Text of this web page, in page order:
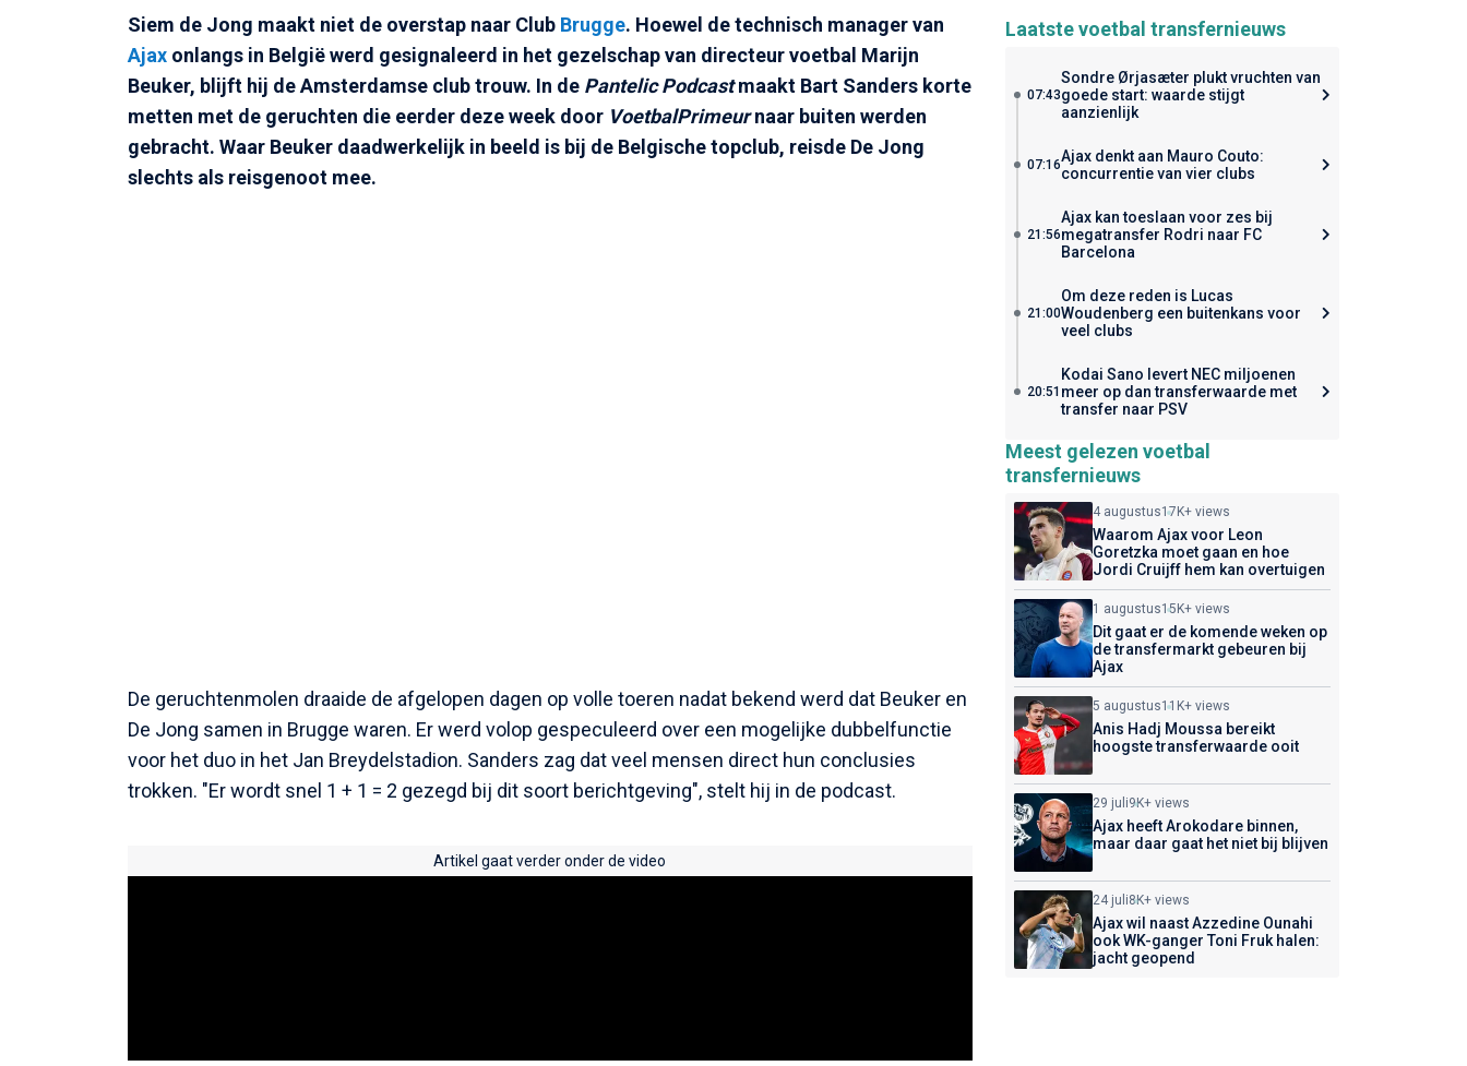
Siem de Jong maakt niet de overstap naar Club Brugge. Hoewel de technisch manager van
Ajax onlangs in België werd gesignaleerd in het gezelschap van directeur voetbal Marijn
Beuker, blijft hij de Amsterdamse club trouw. In de Pantelic Podcastmaakt Bart Sanders korte
metten met de geruchten die eerder deze week door VoetbalPrimeurnaar buiten werden
gebracht. Waar Beuker daadwerkelijk in beeld is bij de Belgische topclub, reisde De Jong
slechts als reisgenoot mee.
De geruchtenmolen draaide de afgelopen dagen op volle toeren nadat bekend werd dat Beuker en
De Jong samen in Brugge waren. Er werd volop gespeculeerd over een mogelijke dubbelfunctie
voor het duo in het Jan Breydelstadion. Sanders zag dat veel mensen direct hun conclusies
trokken. "Er wordt snel 1 + 1 = 2 gezegd bij dit soort berichtgeving", stelt hij in de podcast.
Artikel gaat verder onder de video
Laatste voetbal transfernieuws
07:43
Sondre Ørjasæter plukt vruchten van
goede start: waarde stijgt
aanzienlijk
07:16Ajax denkt aan Mauro Couto:
concurrentie van vier clubs
21:56
Ajax kan toeslaan voor zes bij
megatransfer Rodri naar FC
Barcelona
21:00
Om deze reden is Lucas
Woudenberg een buitenkans voor
veel clubs
20:51
Kodai Sano levert NEC miljoenen
meer op dan transferwaarde met
transfer naar PSV
Meest gelezen voetbal
transfernieuws
4 augustus17K+ views
Waarom Ajax voor Leon
Goretzka moet gaan en hoe
Jordi Cruijff hem kan overtuigen
1 augustus15K+ views
Dit gaat er de komende weken op
de transfermarkt gebeuren bij
Ajax
5 augustus11K+ views
Anis Hadj Moussa bereikt
hoogste transferwaarde ooit
29 juli9K+ views
Ajax heeft Arokodare binnen,
maar daar gaat het niet bij blijven
24 juli8K+ views
Ajax wil naast Azzedine Ounahi
ook WK-ganger Toni Fruk halen:
jacht geopend